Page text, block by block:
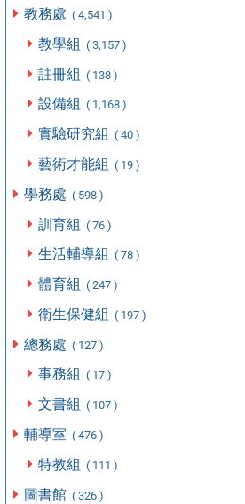
教務處 ( 4,541 )
教學組 ( 3,157 )
註冊組 ( 138 )
設備組 ( 1,168 )
實驗研究組 ( 40 )
藝術才能組 ( 19 )
學務處 ( 598 )
訓育組 ( 76 )
生活輔導組 ( 78 )
體育組 ( 247 )
衛生保健組 ( 197 )
總務處 ( 127 )
事務組 ( 17 )
文書組 ( 107 )
輔導室 ( 476 )
特教組 ( 111 )
圖書館 ( 326 )